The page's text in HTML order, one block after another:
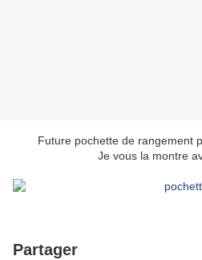
Future pochette de rangement
Je vous la montre
Partager